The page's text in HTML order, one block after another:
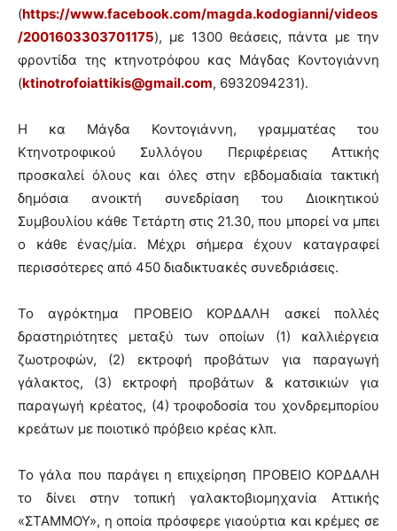
(https://www.facebook.com/magda.kodogianni/videos
/2001603303701175), με 1300 θεάσεις, πάντα με την
φροντίδα της κτηνοτρόφου κας Μάγδας Κοντογιάννη
(ktinotrofoiattikis@gmail.com, 6932094231).
Η κα Μάγδα Κοντογιάννη, γραμματέας του
Κτηνοτροφικού Συλλόγου Περιφέρειας Αττικής
προσκαλεί όλους και όλες στην εβδομαδιαία τακτική
δημόσια ανοικτή συνεδρίαση του Διοικητικού
Συμβουλίου κάθε Τετάρτη στις 21.30, που μπορεί να μπει
ο κάθε ένας/μία. Μέχρι σήμερα έχουν καταγραφεί
περισσότερες από 450 διαδικτυακές συνεδριάσεις.
Το αγρόκτημα ΠΡΟΒΕΙΟ ΚΟΡΔΑΛΗ ασκεί πολλές
δραστηριότητες μεταξύ των οποίων (1) καλλιέργεια
ζωοτροφών, (2) εκτροφή προβάτων για παραγωγή
γάλακτος, (3) εκτροφή προβάτων & κατσικιών για
παραγωγή κρέατος, (4) τροφοδοσία του χονδρεμπορίου
κρεάτων με ποιοτικό πρόβειο κρέας κλπ.
Το γάλα που παράγει η επιχείρηση ΠΡΟΒΕΙΟ ΚΟΡΔΑΛΗ
το δίνει στην τοπική γαλακτοβιομηχανία Αττικής
«ΣΤΑΜΜΟΥ», η οποία πρόσφερε γιαούρτια και κρέμες σε